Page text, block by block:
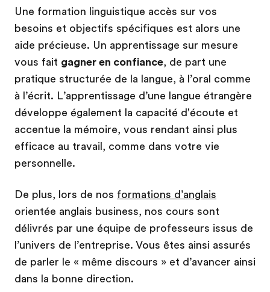
Une formation linguistique accès sur vos
besoins et objectifs spécifiques est alors une
aide précieuse. Un apprentissage sur mesure
vous fait gagner en confiance, de part une
pratique structurée de la langue, à l’oral comme
à l’écrit. L’apprentissage d’une langue étrangère
développe également la capacité d'écoute et
accentue la mémoire, vous rendant ainsi plus
efficace au travail, comme dans votre vie
personnelle.
De plus, lors de nos formations d’anglais
orientée anglais business, nos cours sont
délivrés par une équipe de professeurs issus de
l’univers de l’entreprise. Vous êtes ainsi assurés
de parler le « même discours » et d’avancer ainsi
dans la bonne direction.